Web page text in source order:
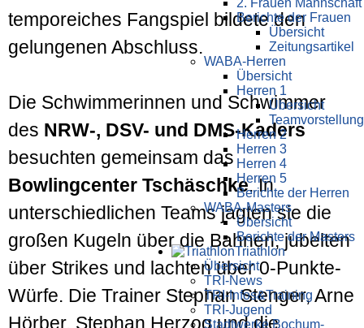
2. Frauen Mannschaft
Berichte der Frauen
Übersicht
Zeitungsartikel
WABA-Herren
Übersicht
Herren 1
Übersicht
Teamvorstellung
Herren 2
Herren 3
Herren 4
Herren 5
Berichte der Herren
WABA-Masters
Übersicht
Berichte der Masters
Triathlon
Übersicht
TRI-News
TRI-Infos&Training
TRI-Jugend
Stadtwerke Bochum-
temporeiches Fangspiel bildete den
gelungenen Abschluss.
Die Schwimmerinnen und Schwimmer
des NRW-, DSV- und DMS-Kaders
besuchten gemeinsam das
Bowlingcenter Tschäschke. In
unterschiedlichen Teams jagten sie die
großen Kugeln über die Bahnen, jubelten
über Strikes und lachten über 0-Punkte-
Würfe. Die Trainer Stephan Stenger, Arne
Hörber, Stephan Herzog und die